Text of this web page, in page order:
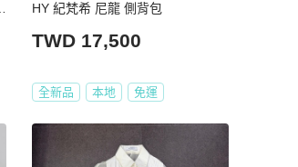
HY 紀梵希 尼龍 側背包
TWD 17,500
全新品 本地 免運